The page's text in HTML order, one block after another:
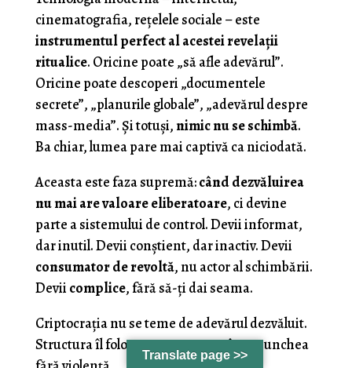
cinematografia, rețelele sociale – este
instrumentul perfect al acestei revelații
ritualice. Oricine poate „să afle adevărul”.
Oricine poate descoperi „documentele
secrete”, „planurile globale”, „adevărul despre
mass-media”. Și totuși,nimic nu se schimbă.
Ba chiar, lumea pare mai captivă ca niciodată.
Aceasta este faza supremă:când dezvăluirea
nu mai are valoare eliberatoare, ci devine
parte a sistemului de control. Devii informat,
dar inutil. Devii conștient, dar inactiv. Devii
consumator de revoltă, nu actor al schimbării.
Devii complice, fără să-ți dai seama.
Criptocrația nu se teme de adevărul dezvăluit.
Structura îl folosește pentru a te îngenunchea
Translate page >>